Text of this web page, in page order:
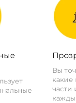
Вы
какие
части